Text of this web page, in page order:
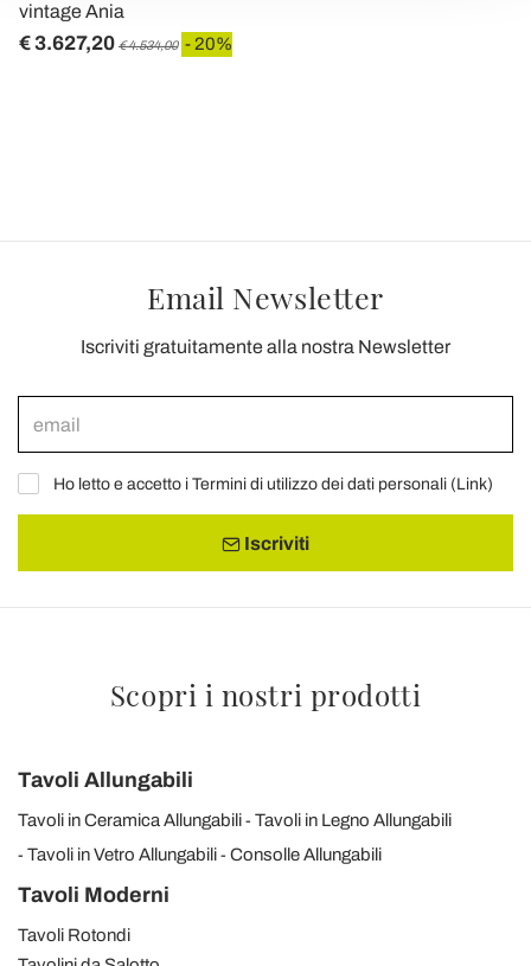
vintage Ania
€ 3.627,20 € 4.534,00 - 20%
Email Newsletter
Iscriviti gratuitamente alla nostra Newsletter
Ho letto e accetto i Termini di utilizzo dei dati personali (Link)
Iscriviti
Scopri i nostri prodotti
Tavoli Allungabili
Tavoli in Ceramica Allungabili
Tavoli in Legno Allungabili
Tavoli in Vetro Allungabili
Consolle Allungabili
Tavoli Moderni
Tavoli Rotondi